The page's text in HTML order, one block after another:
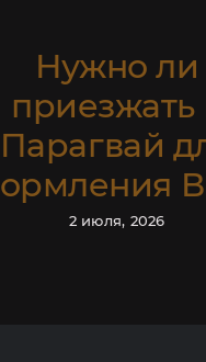
Нужно ли
приезжать
Парагвай
2 июля, 2026